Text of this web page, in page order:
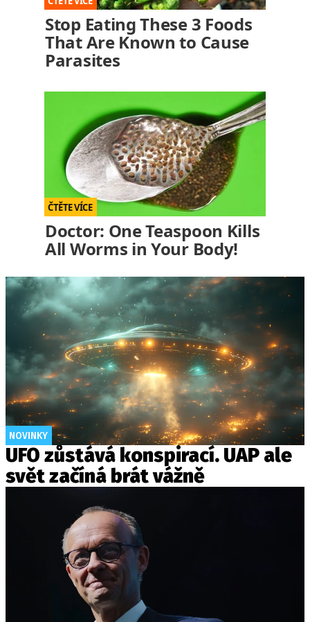
Stop Eating These 3 Foods
That Are Known to Cause
Parasites
Doctor: One Teaspoon Kills
All Worms in Your Body!
NOVINKY
UFO zůstává konspirací. UAP ale
svět začíná brát vážně